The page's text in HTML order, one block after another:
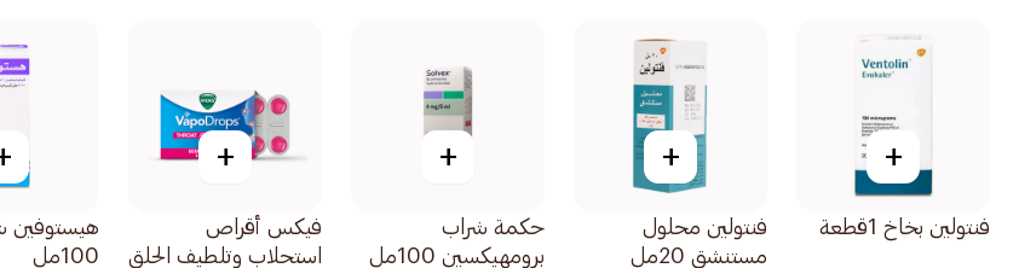
+
فنتولين بخاخ 1قطعة
+
فنتولين محلول
مستنشق 20مل
+
حكمة شراب
برومهيكسين 100مل
+
فيكس أقراص
استحلاب وتلطيف الحلق
هيستوفين
100مل